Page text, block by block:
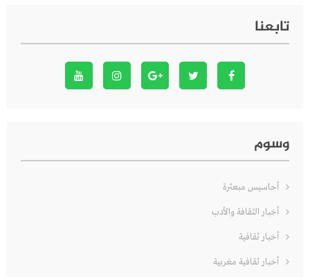
تابعنا
وسوم
أحاسيس مبعثرة
أخبار الثقافة والأدب
أخبار ثقافية
أخبار ثقافية مغربية